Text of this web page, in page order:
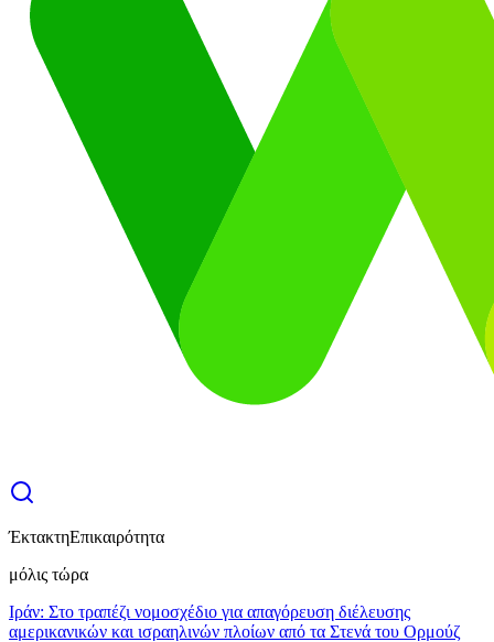
ΈκτακτηΕπικαιρότητα
μόλις τώρα
Ιράν: Στο τραπέζι νομοσχέδιο για απαγόρευση διέλευσης
αμερικανικών και ισραηλινών πλοίων από τα Στενά του Ορμούζ